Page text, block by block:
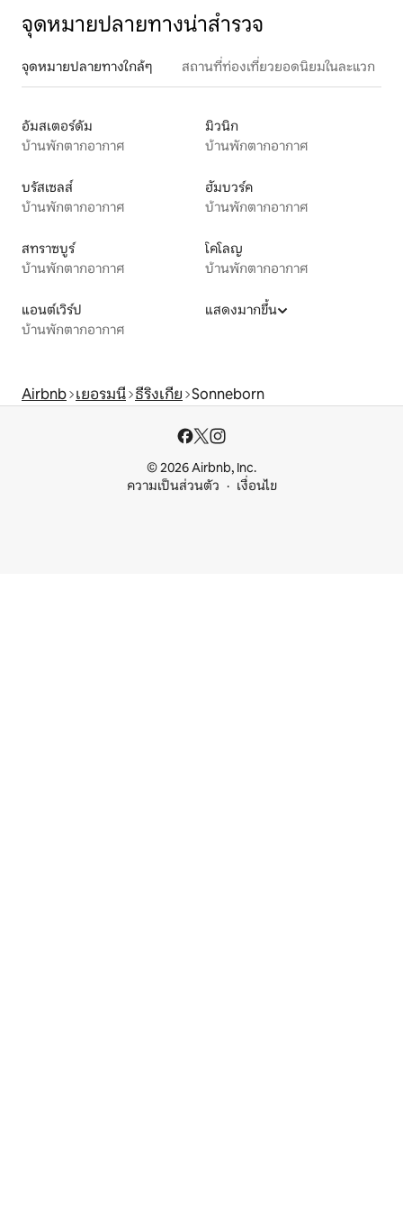
จุดหมายปลายทางน่าสำรวจ
จุดหมายปลายทางใกล้ๆ สถานที่ท่องเที่ยวยอดนิยมในละแวก
อัมสเตอร์ดัม
บ้านพักตากอากาศ
มิวนิก
บ้านพักตากอากาศ
บรัสเซลส์
บ้านพักตากอากาศ
ฮัมบวร์ค
บ้านพักตากอากาศ
สทราซบูร์
บ้านพักตากอากาศ
โคโลญ
บ้านพักตากอากาศ
แอนต์เวิร์ป
บ้านพักตากอากาศ
แสดงมากขึ้น
Airbnb เยอรมนี ธีริงเกีย Sonneborn
© 2026 Airbnb, Inc.
ความเป็นส่วนตัว
เงื่อนไข